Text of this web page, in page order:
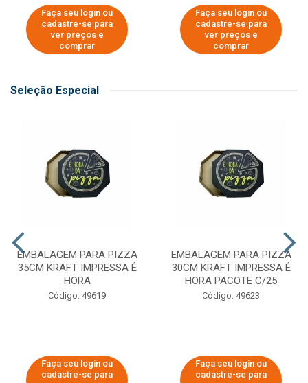
Faça seu login ou
cadastre-se para
ver preços e
comprar
Faça seu login ou
cadastre-se para
ver preços e
comprar
Seleção Especial
EMBALAGEM PARA PIZZA
35CM KRAFT IMPRESSA É
HORA
Código: 49619
Faça seu login ou
cadastre-se para
EMBALAGEM PARA PIZZA
30CM KRAFT IMPRESSA É
HORA PACOTE C/25
Código: 49623
Faça seu login ou
cadastre-se para